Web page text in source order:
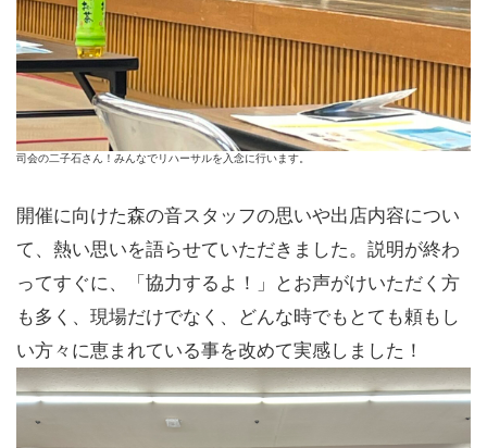
司会の二子石さん！みんなでリハーサルを入念に行います。
開催に向けた森の音スタッフの思いや出店内容につい
て、熱い思いを語らせていただきました。説明が終わ
ってすぐに、「協力するよ！」とお声がけいただく方
も多く、現場だけでなく、どんな時でもとても頼もし
い方々に恵まれている事を改めて実感しました！